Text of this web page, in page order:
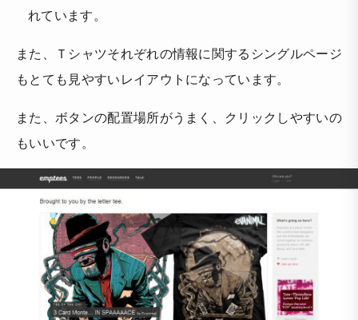
れています。
また、Ｔシャツそれぞれの情報に関するシングルページ
もとても見やすいレイアウトになっています。
また、ボタンの配置場所がうまく、クリックしやすいの
もいいです。